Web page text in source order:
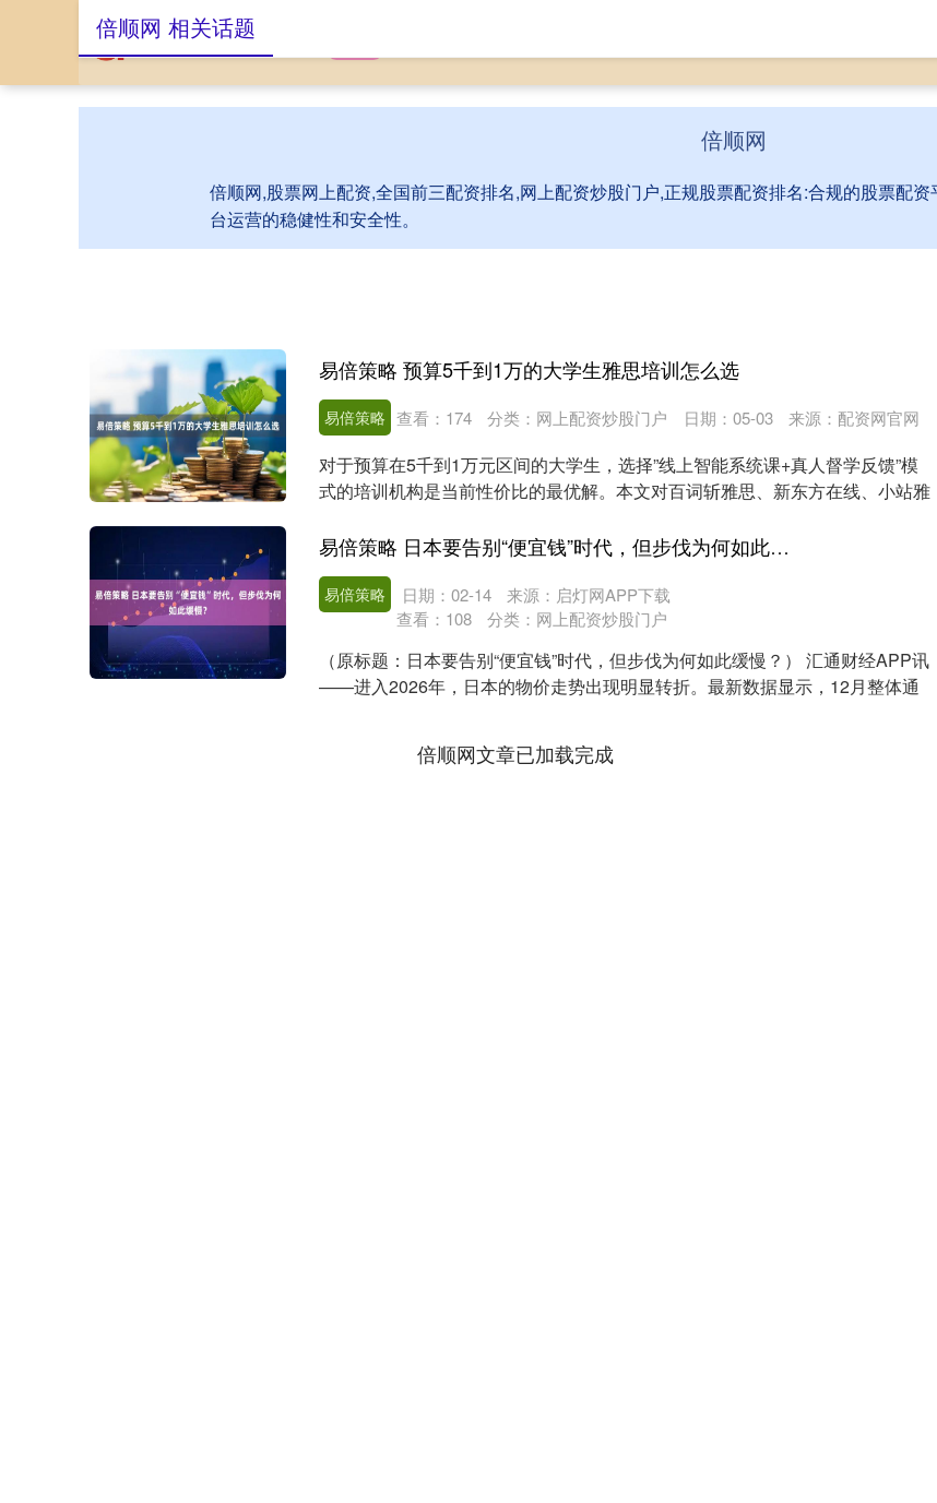
倍顺网
倍顺网,股票网上配资,全国前三配资排名,网上配资炒股门户,正规股票配资排名:合规的股票配
台运营的稳健性和安全性。
倍顺网 相关话题
易倍策略 预算5千到1万的大学生雅思培训怎么选
易倍策略 日期：05-03 来源：配资网官网
查看： 174 分类： 网上配资炒股门户
对于预算在5千到1万元区间的大学生，选择”线上智能系统课+真人督学反馈”模
式的培训机构是当前性价比的最优解。本文对百词斩雅思、新东方在线、小站雅
易倍策略 日本要告别“便宜钱”时代，但步伐为何如此缓慢？
易倍策略 日期：02-14
来源：启灯网APP下载
查看： 108 分类： 网上配资炒股门户
（原标题：日本要告别“便宜钱”时代，但步伐为何如此缓慢？） 汇通财经APP讯
——进入2026年，日本的物价走势出现明显转折。最新数据显示，12月整体通
倍顺网文章已加载完成